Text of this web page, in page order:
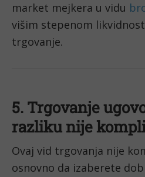
market mejkera u vidu ​​
višim stepenom
trgovanje.
5. Trgovanje
razliku nije
Ovaj vid trgovanja nije
osnovno da izaberete